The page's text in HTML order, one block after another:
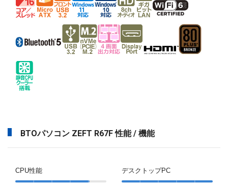
BTOパソコン ZEFT R67F 性能 / 機能
CPU性能 デスクトップPC